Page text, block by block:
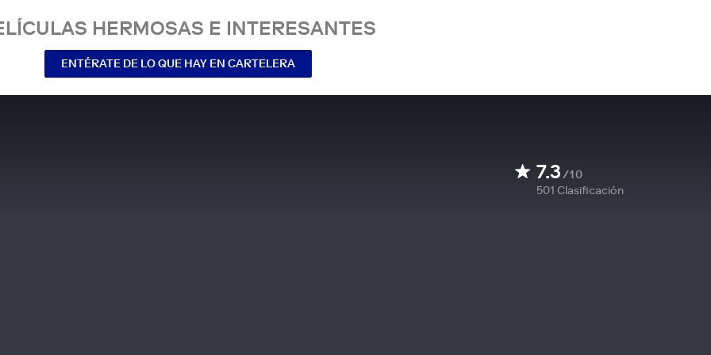
HERMOSAS E INTERESANTES
ENTÉRATE DE LO QUE HAY EN CARTELERA
7.3/10
501 Clasificación